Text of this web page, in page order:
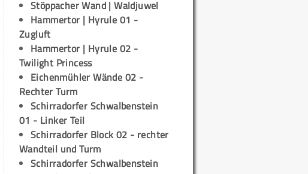
Stöppacher Wand | Waldjuwel
Hammertor | Hyrule 01 -
Zugluft
Hammertor | Hyrule 02 -
Twilight Princess
Eichenmühler Wände 02 -
Rechter Turm
Schirradorfer Schwalbenstein
01 - Linker Teil
Schirradorfer Block 02 - rechter
Wandteil und Turm
Schirradorfer Schwalbenstein